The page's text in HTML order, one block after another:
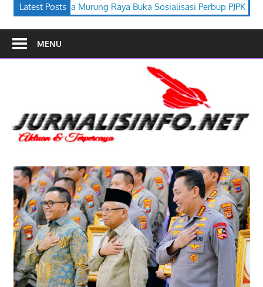
Latest Posts
Buka Sosialisasi Perbup PJPK 2026–2030 Festival Budaya
MENU